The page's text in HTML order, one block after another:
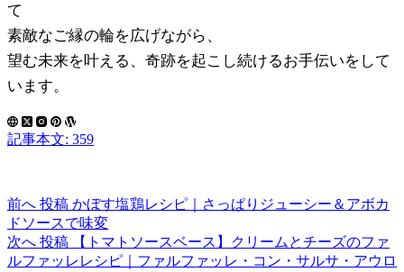
て
素敵なご縁の輪を広げながら、
望む未来を叶える、奇跡を起こし続けるお手伝いをして
います。
記事本文: 359
前へ 投稿 かぼす塩鶏レシピ｜さっぱりジューシー＆アボカ
ドソースで味変
次へ 投稿
【トマトソースベース】クリームとチーズのファ
ルファッレレシピ｜ファルファッレ・コン・サルサ・アウロ